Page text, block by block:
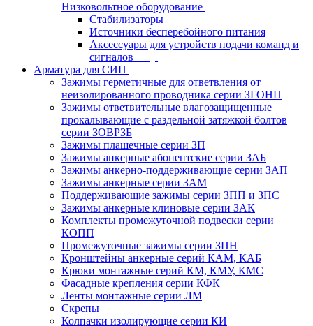
Низковольтное оборудование
Стабилизаторы
Источники бесперебойного питания
Аксессуары для устройств подачи команд и
сигналов
Арматура для СИП
Зажимы герметичные для ответвления от
неизолированного проводника серии ЗГОНП
Зажимы ответвительные влагозащищенные
прокалывающие с раздельной затяжкой болтов
серии ЗОВРЗБ
Зажимы плашечные серии ЗП
Зажимы анкерные абонентские серии ЗАБ
Зажимы анкерно-поддерживающие серии ЗАП
Зажимы анкерные серии ЗАМ
Поддерживающие зажимы серии ЗПП и ЗПС
Зажимы анкерные клиновые серии ЗАК
Комплекты промежуточной подвески серии
КОПП
Промежуточные зажимы серии ЗПН
Кронштейны анкерные серий КАМ, КАБ
Крюки монтажные серий КМ, КМУ, КМС
Фасадные крепления серии КФК
Ленты монтажные серии ЛМ
Скрепы
Колпачки изолирующие серии КИ